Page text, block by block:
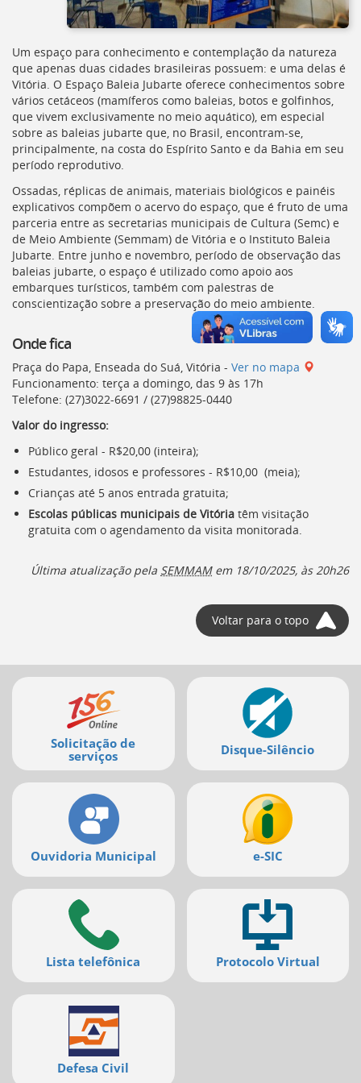
listagem
de
notícias
[]
Ir
para
o
conteúdo
página
[]
Ir
para
a
busca
[]
Voltar
o
deste
menu
[]
Um espaço para conhecimento e contemplação da natureza
que apenas duas cidades brasileiras possuem: e uma delas é
Vitória. O Espaço Baleia Jubarte oferece conhecimentos sobre
vários cetáceos (mamíferos como baleias, botos e golfinhos,
que vivem exclusivamente no meio aquático), em especial
sobre as baleias jubarte que, no Brasil, encontram-se,
principalmente, na costa do Espírito Santo e da Bahia em seu
período reprodutivo.
Ossadas, réplicas de animais, materiais biológicos e painéis
explicativos compõem o acervo do espaço, que é fruto de uma
parceria entre as secretarias municipais de Cultura (Semc) e
de Meio Ambiente (Semmam) de Vitória e o Instituto Baleia
Jubarte. Entre junho e novembro, período de observação das
baleias jubarte, o espaço é utilizado como apoio aos
embarques turísticos, também com palestras de
conscientização sobre a preservação do meio ambiente.
Onde fica
Praça do Papa, Enseada do Suá, Vitória - Ver no mapa
Funcionamento: terça a domingo, das 9 às 17h
Telefone: (27)3022-6691 / (27)98825-0440
Valor do ingresso:
Público geral - R$20,00 (inteira);
Estudantes, idosos e professores - R$10,00 (meia);
Crianças até 5 anos entrada gratuita;
Escolas públicas municipais de Vitória têm visitação
gratuita com o agendamento da visita monitorada.
Última atualização pela SEMMAMem 18/10/2025, às 20h26
Voltar para o topo
Mais
serviços
Solicitação de
serviços
Disque-Silêncio
Ouvidoria Municipal e-SIC
Lista telefônica Protocolo Virtual
Defesa Civil